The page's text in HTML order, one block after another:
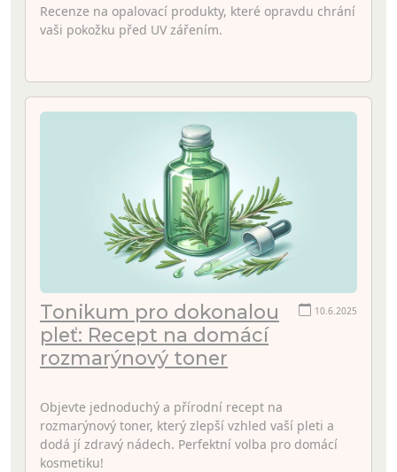
Recenze na opalovací produkty, které opravdu chrání
vaši pokožku před UV zářením.
10.6.2025
Tonikum pro dokonalou
pleť: Recept na domácí
rozmarýnový toner
Objevte jednoduchý a přírodní recept na
rozmarýnový toner, který zlepší vzhled vaší pleti a
dodá jí zdravý nádech. Perfektní volba pro domácí
kosmetiku!